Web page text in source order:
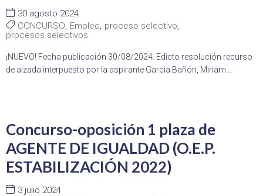
30 agosto 2024
CONCURSO Empleo proceso selectivo
procesos selectivos
¡NUEVO! Fecha publicación 30/08/2024. Edicto resolución recurso
de alzada interpuesto por la aspirante Garcia Bañón, Miriam...
Concurso-oposición 1 plaza de
AGENTE DE IGUALDAD (O.E.P.
ESTABILIZACIÓN 2022)
3 julio 2024